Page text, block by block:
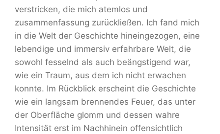
verstricken, die mich atemlos und
zusammenfassung zurückließen. Ich fand mich
in die Welt der Geschichte hineingezogen, eine
lebendige und immersiv erfahrbare Welt, die
sowohl fesselnd als auch beängstigend war,
wie ein Traum, aus dem ich nicht erwachen
konnte. Im Rückblick erscheint die Geschichte
wie ein langsam brennendes Feuer, das unter
der Oberfläche glomm und dessen wahre
Intensität erst im Nachhinein offensichtlich